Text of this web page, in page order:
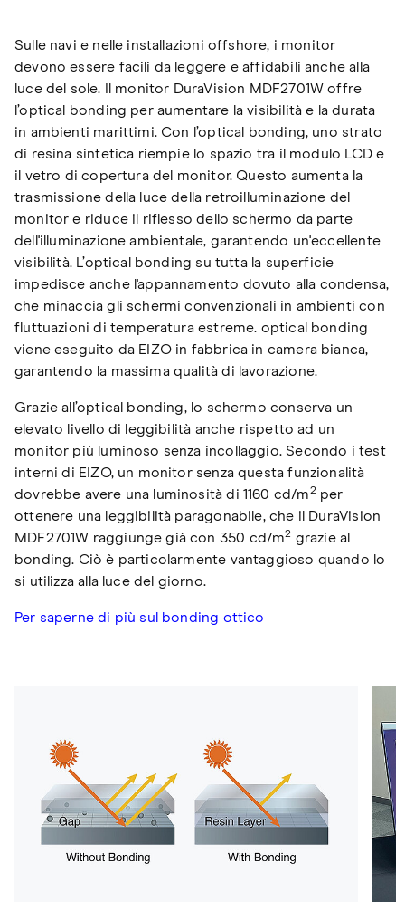
Sulle navi e nelle installazioni offshore, i monitor
devono essere facili da leggere e affidabili anche alla
luce del sole. Il monitor DuraVision MDF2701W offre
l’optical bonding per aumentare la visibilità e la durata
in ambienti marittimi. Con l’optical bonding, uno strato
di resina sintetica riempie lo spazio tra il modulo LCD e
il vetro di copertura del monitor. Questo aumenta la
trasmissione della luce della retroilluminazione del
monitor e riduce il riflesso dello schermo da parte
dell'illuminazione ambientale, garantendo un'eccellente
visibilità. L’optical bonding su tutta la superficie
impedisce anche l'appannamento dovuto alla condensa,
che minaccia gli schermi convenzionali in ambienti con
fluttuazioni di temperatura estreme. optical bonding
viene eseguito da EIZO in fabbrica in camera bianca,
garantendo la massima qualità di lavorazione.
Grazie all’optical bonding, lo schermo conserva un
elevato livello di leggibilità anche rispetto ad un
monitor più luminoso senza incollaggio. Secondo i test
interni di EIZO, un monitor senza questa funzionalità
dovrebbe avere una luminosità di 1160 cd/m2per
ottenere una leggibilità paragonabile, che il DuraVision
MDF2701W raggiunge già con 350 cd/m2 grazie al
bonding. Ciò è particolarmente vantaggioso quando lo
si utilizza alla luce del giorno.
Per saperne di più sul bonding ottico